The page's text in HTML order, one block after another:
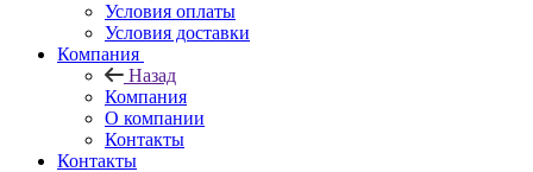
Условия оплаты
Условия доставки
Компания
Назад
Компания
О компании
Контакты
Контакты